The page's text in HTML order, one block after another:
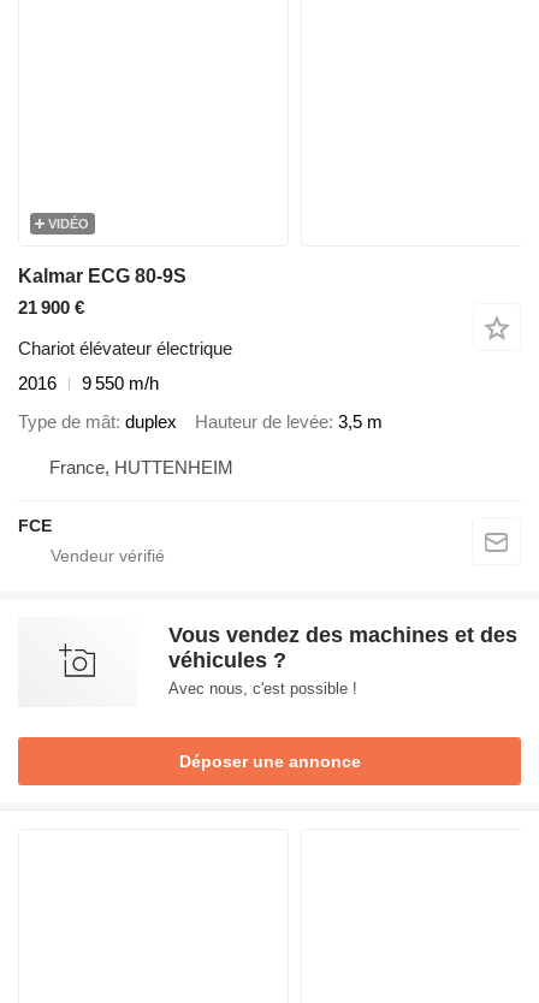
VIDÉO
Kalmar ECG 80-9S
21 900 €
Chariot élévateur électrique
2016
9 550 m/h
Type de mât duplex Hauteur de levée 3,5 m
France, HUTTENHEIM
FCE
Vous vendez des machines et des
véhicules ?
Avec nous, c'est possible !
Déposer une annonce